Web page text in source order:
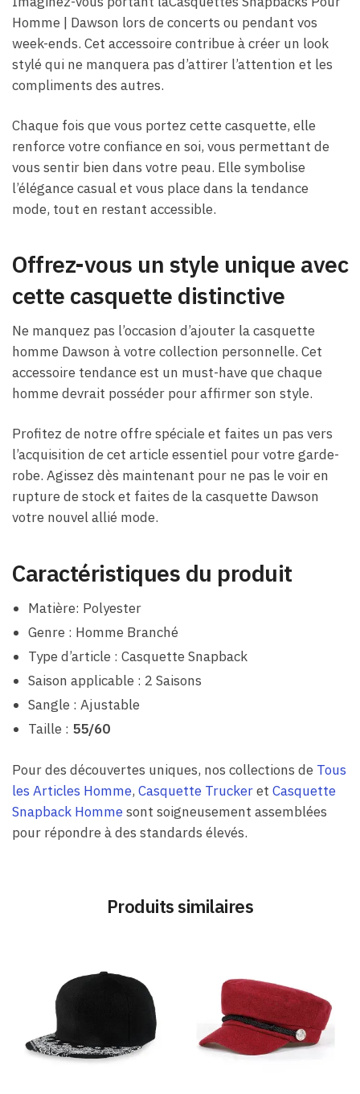
Homme​ | Dawson lors de concerts ou pendant vos
week-ends. Cet accessoire contribue à créer un look
stylé qui ne manquera pas d’attirer l’attention et les
compliments des autres.
Chaque fois que vous portez cette casquette, elle
renforce votre confiance en soi, vous permettant de
vous sentir bien dans votre peau. Elle symbolise
l’élégance casual et vous place dans la tendance
mode, tout en restant accessible.
Offrez-vous un style unique avec
cette casquette distinctive
Ne manquez pas l’occasion d’ajouter la casquette
homme Dawson à votre collection personnelle. Cet
accessoire tendance est un must-have que chaque
homme devrait posséder pour affirmer son style.
Profitez de notre offre spéciale et faites un pas vers
l’acquisition de cet article essentiel pour votre garde-
robe. Agissez dès maintenant pour ne pas le voir en
rupture de stock et faites de la casquette Dawson
votre nouvel allié mode.
Caractéristiques du produit
Matière: Polyester
Genre : Homme Branché
Type d’article : Casquette Snapback
Saison applicable : 2 Saisons
Sangle : Ajustable
Taille : 55/60
Pour des découvertes uniques, nos collections de Tous
les Articles Homme, Casquette Truckeret Casquette
Snapback Hommesont soigneusement assemblées
pour répondre à des standards élevés.
Produits similaires